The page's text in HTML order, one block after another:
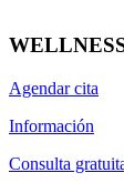
Agendar cita
Información
Consulta